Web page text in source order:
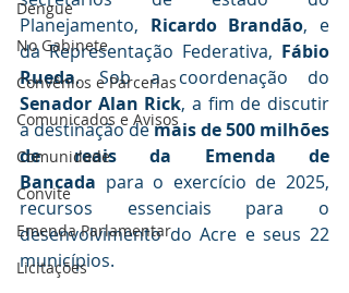
Dengue
No Gabinete
Convênios e Parcerias
Comunicados e Avisos
Comunidade
Convite
Emenda Parlamentar
Licitações
Planejamento, Ricardo Brandão, e
da Representação Federativa, Fábio
Rueda
Senador Alan Rick, a fim de discutir
a destinação de mais de 500 milhões
de reais da Emenda de
Bancada para o exercício de 2025,
recursos essenciais para o
desenvolvimento do Acre e seus 22
municípios.